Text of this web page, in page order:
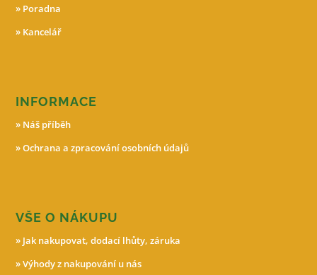
» Poradna
» Kancelář
INFORMACE
» Náš příběh
»Ochrana a zpracování osobních údajů
VŠE O NÁKUPU
» Jak nakupovat, dodací lhůty, záruka
»Výhody z nakupování u nás